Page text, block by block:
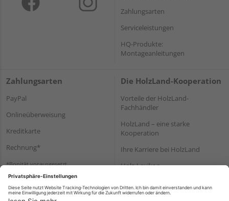
Zahlungsarten
Serviceleistungen
HQ-Produkte:
Montageanleitungen
Zahlungsarten
PayPal
Onlineüberweisung
Kreditkarte
Rechnung*
*Bonität vorausgesetzt
Die HolzLand-Kooperation
Vorteile der HolzLand-
Fachhändler
HolzLand – eine starke
Kooperation
Ihre Karriere bei HolzLand
Holz-Lexikon